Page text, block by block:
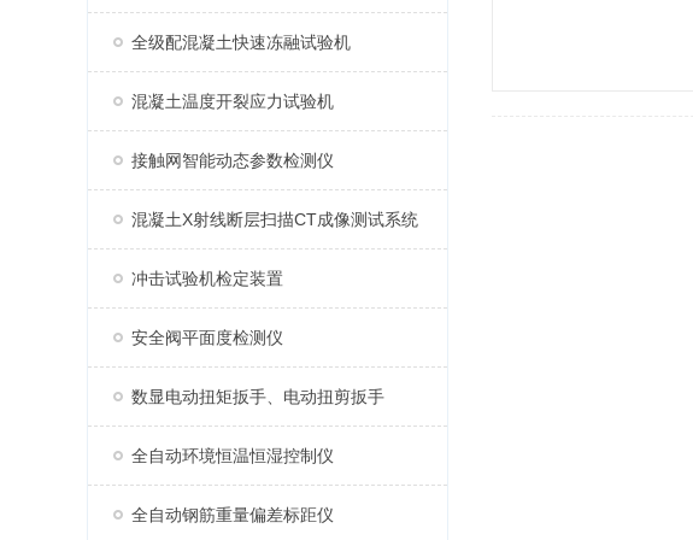
全级配混凝土快速冻融试验机
混凝土温度开裂应力试验机
接触网智能动态参数检测仪
混凝土X射线断层扫描CT成像测试系统
冲击试验机检定装置
安全阀平面度检测仪
数显电动扭矩扳手、电动扭剪扳手
全自动环境恒温恒湿控制仪
全自动钢筋重量偏差标距仪